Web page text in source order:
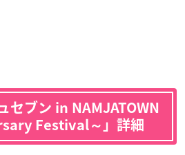
セブン in NAMJATOWN
Festival～」詳細